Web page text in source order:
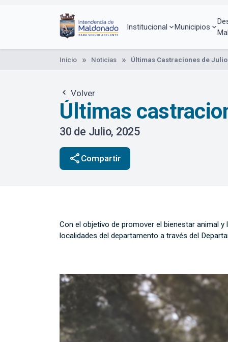
Institucional Municipios
Inicio Noticias Últimas Castraciones de
Volver
Últimas
30 de Julio, 2025
share Compartir
Con el objetivo de promover el bienestar animal
localidades del departamento a través del